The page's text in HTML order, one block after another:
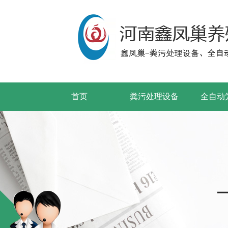
首页 粪污处理设备 全自动